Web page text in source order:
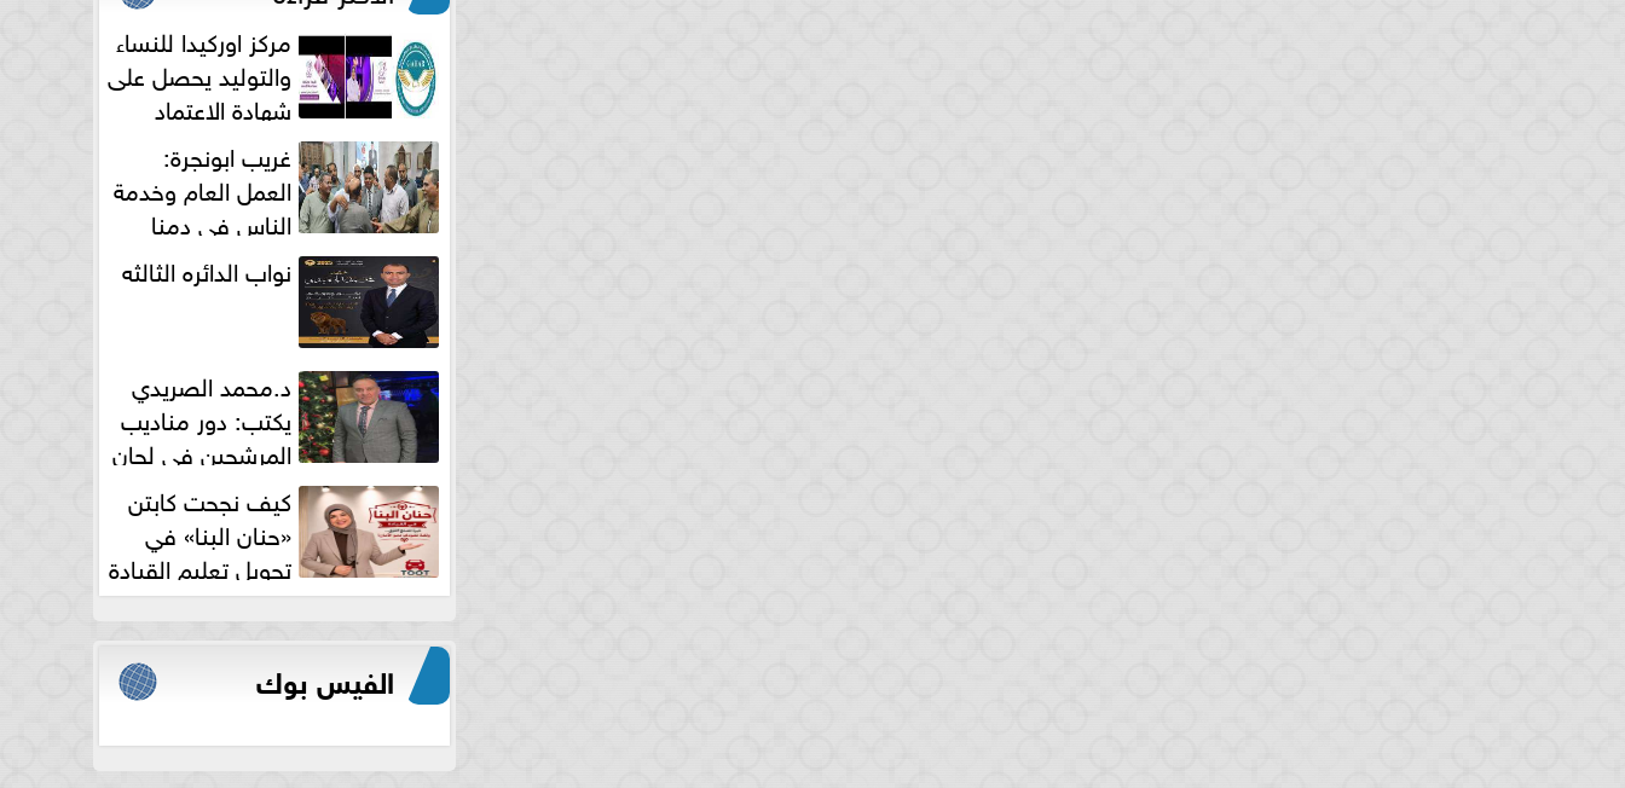
مركز اوركيدا للنساء
والتوليد يحصل على
شهادة الاعتماد
الكامل
غريب ابونجرة:
العمل العام وخدمة
الناس فى دمنا
نواب الدائره الثالثه
د.محمد الصريدي
يكتب: دور مناديب
المرشحين في لجان
الانتخابات
كيف نجحت كابتن
«حنان البنا» في
تحويل تعليم القيادة
النسائية من خوف...
الفيس بوك